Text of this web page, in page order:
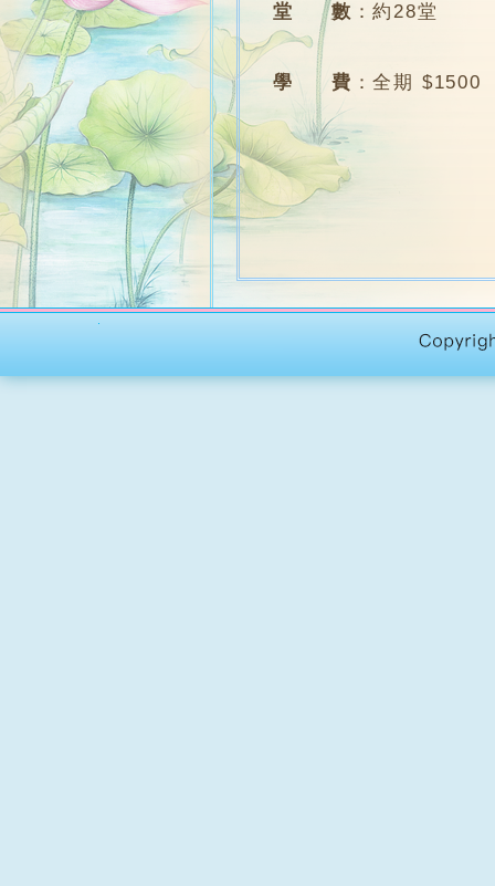
堂 數 ：約28堂
學 費 ：全期 $1500